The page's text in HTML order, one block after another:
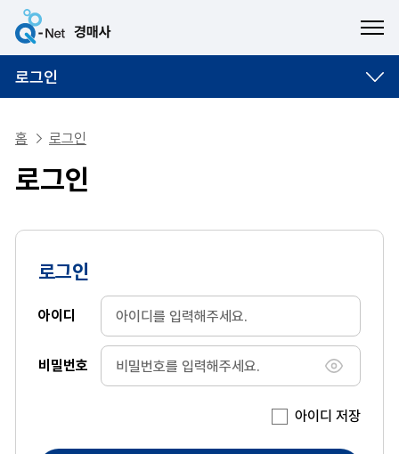
로그인
홈 로그인
로그인
로그인
아이디
비밀번호
비밀번호
아이디 저장